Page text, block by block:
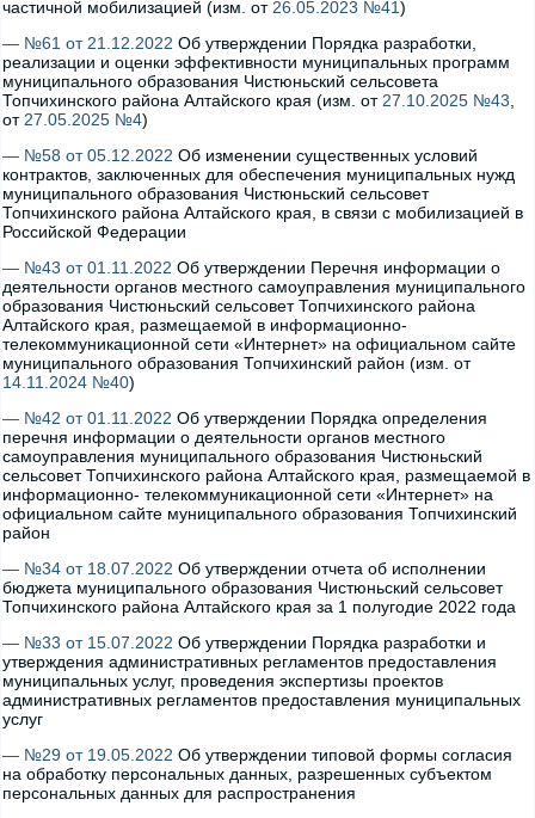
частичной мобилизацией (изм. от 26.05.2023 №41)
— №61 от 21.12.2022 Об утверждении Порядка разработки,
реализации и оценки эффективности муниципальных программ
муниципального образования Чистюньский сельсовета
Топчихинского района Алтайского края (изм. от 27.10.2025 №43
от 27.05.2025 №4)
— №58 от 05.12.2022 Об изменении существенных условий
контрактов, заключенных для обеспечения муниципальных нужд
муниципального образования Чистюньский сельсовет
Топчихинского района Алтайского края, в связи с мобилизацией в
Российской Федерации
— №43 от 01.11.2022 Об утверждении Перечня информации о
деятельности органов местного самоуправления муниципального
образования Чистюньский сельсовет Топчихинского района
Алтайского края, размещаемой в информационно-
телекоммуникационной сети «Интернет» на официальном сайте
муниципального образования Топчихинский район (изм. от
14.11.2024 №40)
— №42 от 01.11.2022 Об утверждении Порядка определения
перечня информации о деятельности органов местного
самоуправления муниципального образования Чистюньский
сельсовет Топчихинского района Алтайского края, размещаемой в
информационно- телекоммуникационной сети «Интернет» на
официальном сайте муниципального образования Топчихинский
район
— №34 от 18.07.2022 Об утверждении отчета об исполнении
бюджета муниципального образования Чистюньский сельсовет
Топчихинского района Алтайского края за 1 полугодие 2022 года
— №33 от 15.07.2022 Об утверждении Порядка разработки и
утверждения административных регламентов предоставления
муниципальных услуг, проведения экспертизы проектов
административных регламентов предоставления муниципальных
услуг
— №29 от 19.05.2022 Об утверждении типовой формы согласия
на обработку персональных данных, разрешенных субъектом
персональных данных для распространения